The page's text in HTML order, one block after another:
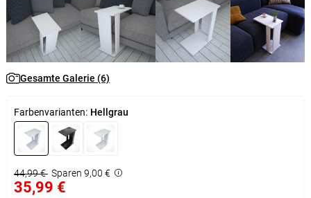
Gesamte Galerie (6)
Farbenvarianten: Hellgrau
44,99 € Sparen 9,00 €
35,99 €